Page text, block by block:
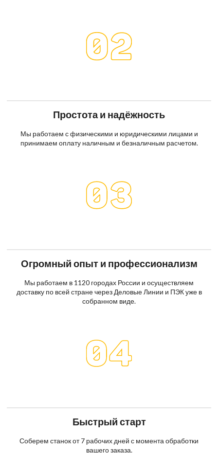
Простота и надёжность
Мы работаем с физическими и юридическими лицами и
принимаем оплату наличным и безналичным расчетом.
Огромный опыт и профессионализм
Мы работаем в 1120 городах России и осуществляем
доставку по всей стране через Деловые Линии и ПЭК уже в
собранном виде.
Быстрый старт
Соберем станок от 7 рабочих дней с момента обработки
вашего заказа.